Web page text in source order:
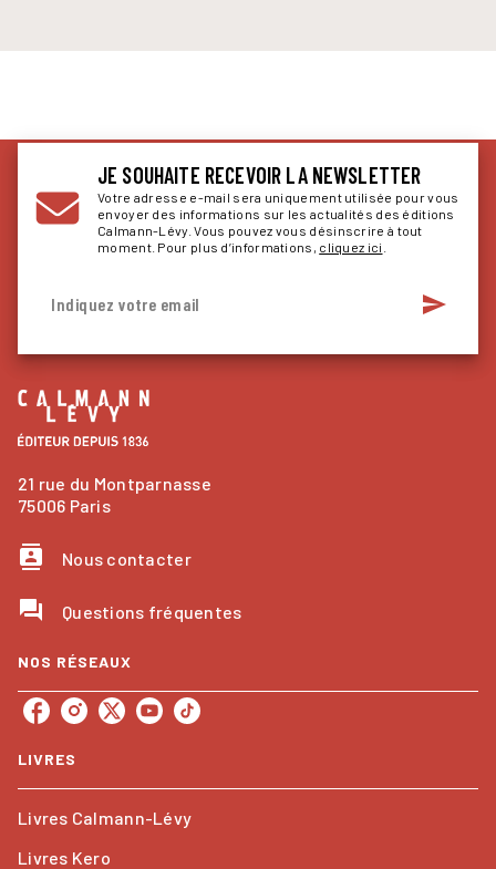
JE SOUHAITE RECEVOIR LA NEWSLETTER
Votre adresse e-mail sera uniquement utilisée pour vous
envoyer des informations sur les actualités des éditions
Calmann-Lévy. Vous pouvez vous désinscrire à tout
moment. Pour plus d’informations, cliquez ici
Indiquez votre email send
21 rue du Montparnasse
75006 Paris
contacts Nous contacter
question_answer Questions fréquentes
NOS RÉSEAUX
LIVRES
Livres Calmann-Lévy
Livres Kero